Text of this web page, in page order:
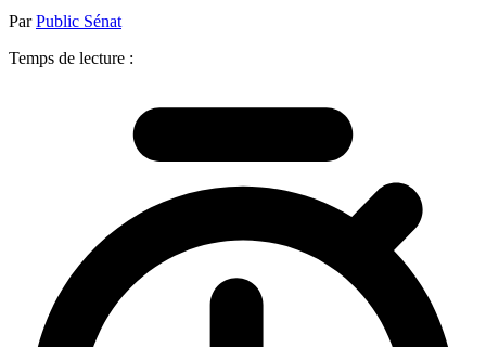
ParPublic Sénat
Temps de lecture :